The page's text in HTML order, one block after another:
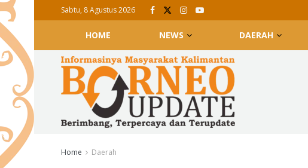
Sabtu, 8 Agustus 2026
HOME NEWS DAERAH
Home Daerah